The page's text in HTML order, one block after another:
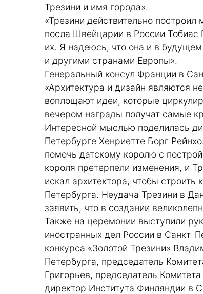
Трезини и имя города».
«Трезини действительно
посла Швейцарии в России
их. Я надеюсь, что она и в
и другими странами Европы».
Генеральный консул Франции в
«Архитектура и дизайн являются
воплощают идеи, которые
вечером награды получат самые
Интересной мыслью поделилась
Петербурге Хенриетте Борг
помочь датскому королю с
короля претерпели изменения, и
искал архитектора, чтобы
Петербурга. Неудача Трезини в
заявить, что в создании
Также на церемонии выступили
иностранных дел России в Санкт-
конкурса «Золотой Трезини»
Петербурга, председатель
Григорьев, председатель
директор Института Финляндии в